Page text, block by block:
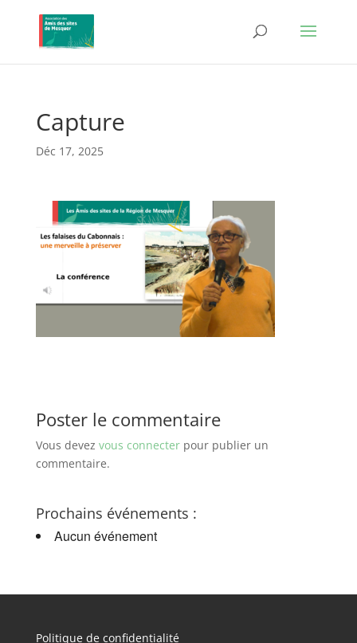
Capture
Déc 17, 2025
Poster le commentaire
Vous devez vous connecterpour publier un
commentaire.
Prochains événements :
Aucun événement
Politique de confidentialité